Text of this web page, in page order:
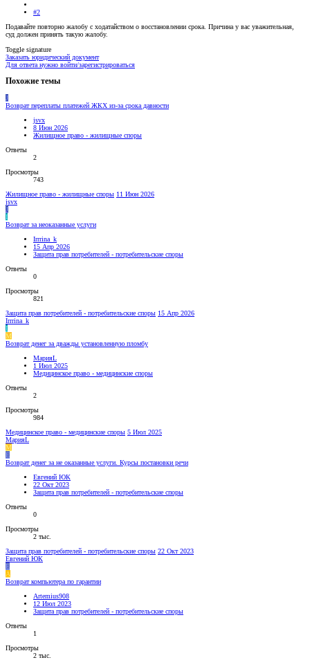
#2
Подавайте повторно жалобу с ходатайством о восстановлении срока. Причина у вас уважительная,
суд должен принять такую жалобу.
Toggle signature
Заказать юридический документ
Для ответа нужно войти/зарегистрироваться
Похожие темы
J
Возврат переплаты платежей ЖКХ из-за срока давности
jsvx
8 Июн 2026
Жилищное право - жилищные споры
Ответы
2
Просмотры
743
Жилищное право - жилищные споры 11 Июн 2026
jsvx
J
I
Возврат за неоказанные услуги
Irrrina_k
15 Апр 2026
Защита прав потребителей - потребительские споры
Ответы
0
Просмотры
821
Защита прав потребителей - потребительские споры 15 Апр 2026
Irrrina_k
I
М
Возврат денег за дважды установленную пломбу
МарияL
1 Июл 2025
Медицинское право - медицинские споры
Ответы
2
Просмотры
984
Медицинское право - медицинские споры 5 Июл 2025
МарияL
М
Е
Возврат денег за не оказанные услуги. Курсы постановки речи
Евгений ЮК
22 Окт 2023
Защита прав потребителей - потребительские споры
Ответы
0
Просмотры
2 тыс.
Защита прав потребителей - потребительские споры 22 Окт 2023
Евгений ЮК
Е
A
Возврат компьютера по гарантии
Artemius908
12 Июл 2023
Защита прав потребителей - потребительские споры
Ответы
1
Просмотры
2 тыс.